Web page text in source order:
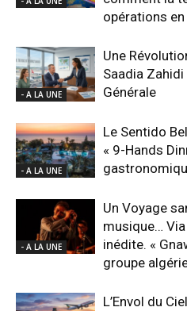
opérations
- A LA UNE
Une
Saadia
Générale
- A LA UNE
Le Sentido
« 9-Hands
- A LA UNE
Un Voyage
musique…
inédite. «
groupe
L’Envol du